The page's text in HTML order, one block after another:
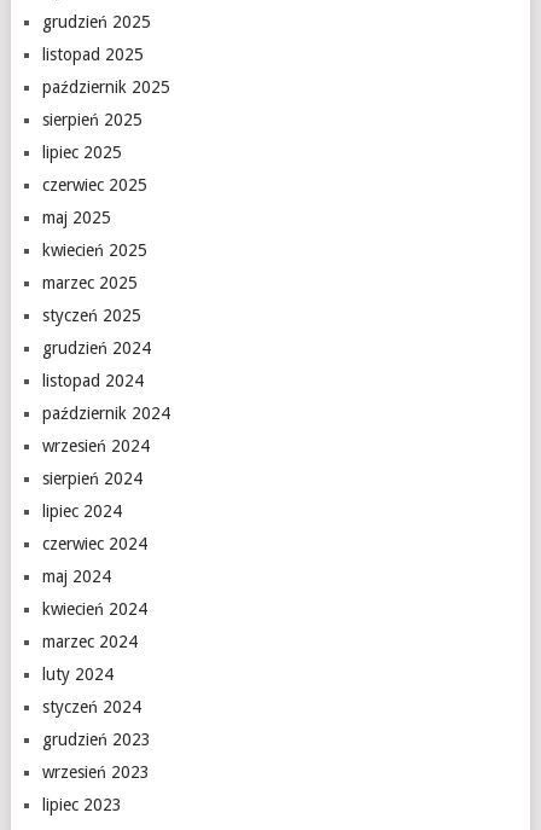
grudzień 2025
listopad 2025
październik 2025
sierpień 2025
lipiec 2025
czerwiec 2025
maj 2025
kwiecień 2025
marzec 2025
styczeń 2025
grudzień 2024
listopad 2024
październik 2024
wrzesień 2024
sierpień 2024
lipiec 2024
czerwiec 2024
maj 2024
kwiecień 2024
marzec 2024
luty 2024
styczeń 2024
grudzień 2023
wrzesień 2023
lipiec 2023